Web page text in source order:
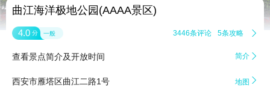
曲江海洋极地公园(AAAA景区)
4.0 分 一般 3446条评论 5条攻略 
查看景点简介及开放时间 简介 
西安市雁塔区曲江二路1号 地图 